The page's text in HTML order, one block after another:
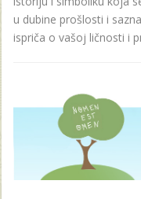
u dubine prošlosti i
ispriča o vašoj ličnosti i